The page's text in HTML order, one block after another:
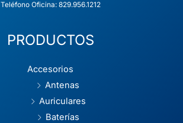
Teléfono Oficina: 829.956.1212
PRODUCTOS
Accesorios
Antenas
Auriculares
Baterías